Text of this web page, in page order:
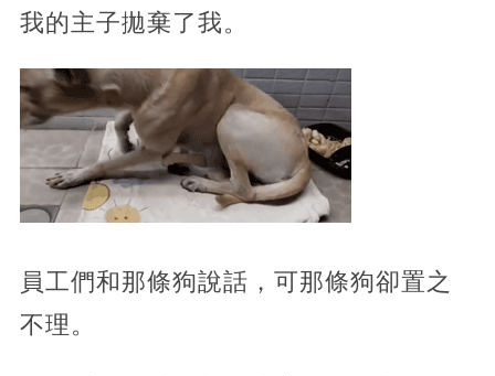
我的主子拋棄了我。
員工們和那條狗說話，可那條狗卻置之
不理。